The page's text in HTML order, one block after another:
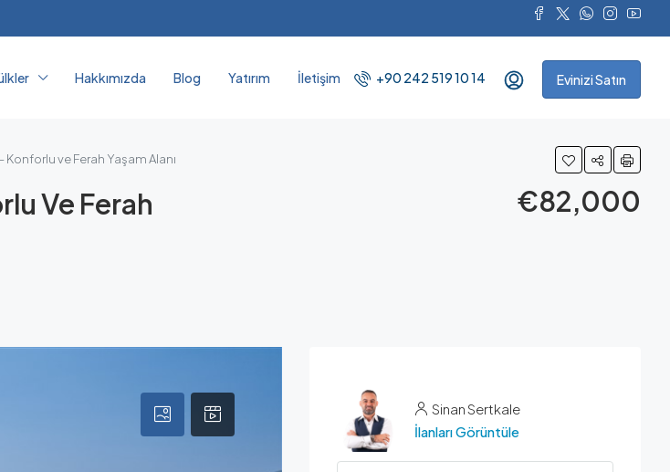
Hakkımızda Blog Yatırım İletişim +90 242 519 10 14 Evinizi Satın
Konforlu ve Ferah Yaşam Alanı
Ve Ferah
€82,000
Sinan Sertkale
İlanları Görüntüle